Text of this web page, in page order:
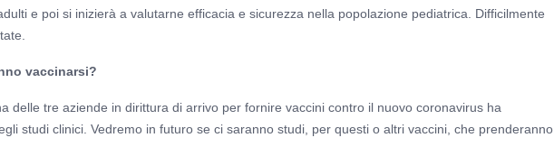
e poi si inizierà a valutarne efficacia e sicurezza nella popolazione pediatrica. Difficilmente
vaccinarsi?
delle tre aziende in dirittura di arrivo per fornire vaccini contro il nuovo coronavirus ha
studi clinici. Vedremo in futuro se ci saranno studi, per questi o altri vaccini, che prenderanno